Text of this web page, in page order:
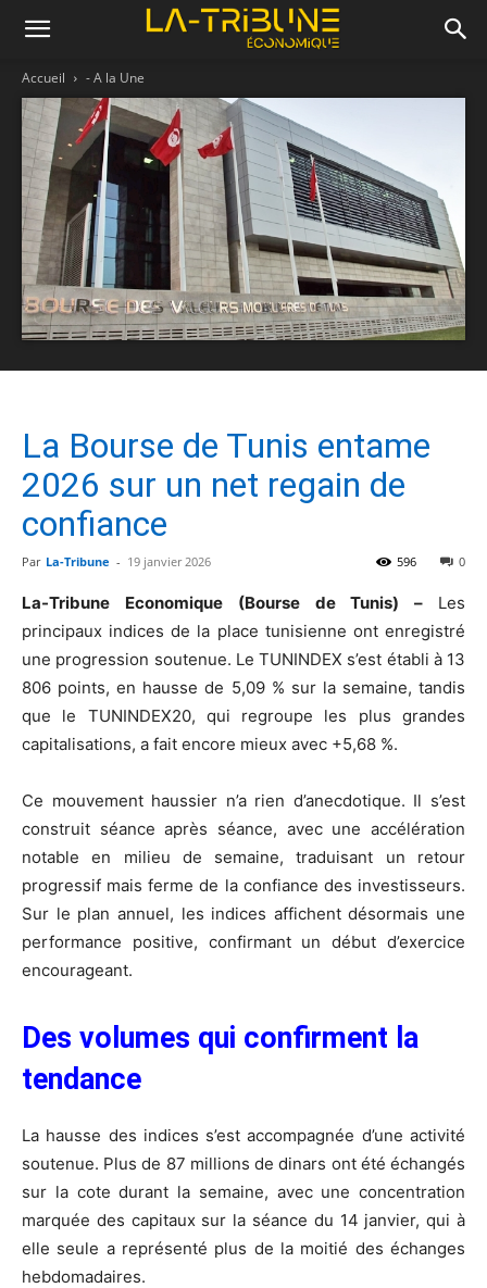
Accueil - A la Une
La Bourse de Tunis entame
2026 sur un net regain de
confiance
Par La-Tribune - 19 janvier 2026 0
596
La-Tribune Economique (Bourse de Tunis) – Les
principaux indices de la place tunisienne ont enregistré
une progression soutenue. Le TUNINDEX s’est établi à 13
806 points, en hausse de 5,09 % sur la semaine, tandis
que le TUNINDEX20, qui regroupe les plus grandes
capitalisations, a fait encore mieux avec +5,68 %.
Ce mouvement haussier n’a rien d’anecdotique. Il s’est
construit séance après séance, avec une accélération
notable en milieu de semaine, traduisant un retour
progressif mais ferme de la confiance des investisseurs.
Sur le plan annuel, les indices affichent désormais une
performance positive, confirmant un début d’exercice
encourageant.
Des volumes qui confirment la
tendance
La hausse des indices s’est accompagnée d’une activité
soutenue. Plus de 87 millions de dinars ont été échangés
sur la cote durant la semaine, avec une concentration
marquée des capitaux sur la séance du 14 janvier, qui à
elle seule a représenté plus de la moitié des échanges
hebdomadaires.